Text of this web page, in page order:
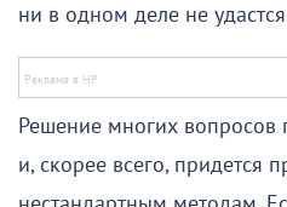
ни в одном деле не
Решение многих вопросов
и, скорее всего, придется